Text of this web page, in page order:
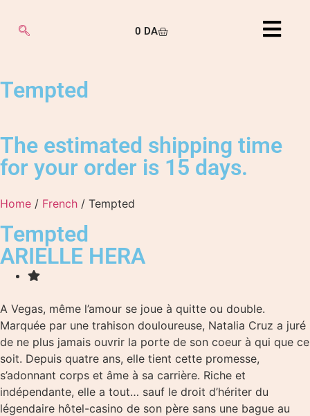
0 DA
Tempted
The estimated shipping time
for your order is 15 days.
Home / French / Tempted
Tempted
ARIELLE HERA
A Vegas, même l’amour se joue à quitte ou double.
Marquée par une trahison douloureuse, Natalia Cruz a juré
de ne plus jamais ouvrir la porte de son coeur à qui que ce
soit. Depuis quatre ans, elle tient cette promesse,
s’adonnant corps et âme à sa carrière. Riche et
indépendante, elle a tout… sauf le droit d’hériter du
légendaire hôtel-casino de son père sans une bague au